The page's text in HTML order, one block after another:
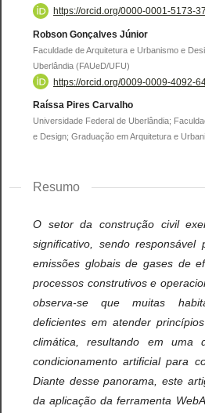
https://orcid.org/0000-0001-5173-
Robson Gonçalves Júnior
Faculdade de Arquitetura e Urbanismo e
Uberlândia (FAUeD/UFU)
https://orcid.org/0009-0009-4092-
Raíssa Pires Carvalho
Universidade Federal de Uberlândia;
e Design; Graduação em Arquitetura e
Resumo
O setor da construção civil
significativo, sendo
emissões globais de gases de
processos construtivos e
observa-se que muitas
deficientes em atender
climática, resultando em uma
condicionamento artificial para
Diante desse panorama, este
da aplicação da ferramenta